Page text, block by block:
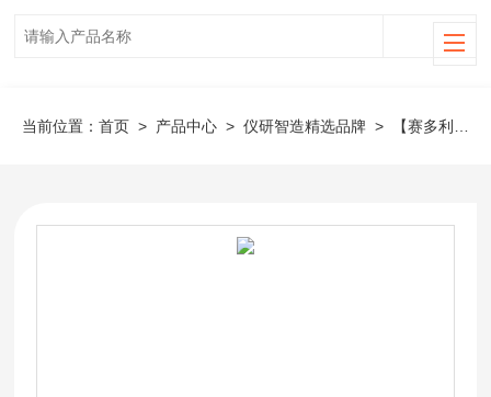
当前位置：首页 > 产品中心 >仪研智造精选品牌 > 【赛多利斯】移液器